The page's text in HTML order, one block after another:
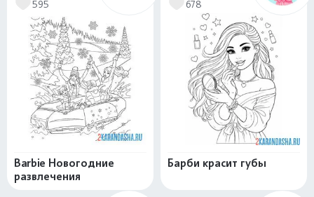
595
Barbie Новогодние
развлечения
678
Барби красит губы